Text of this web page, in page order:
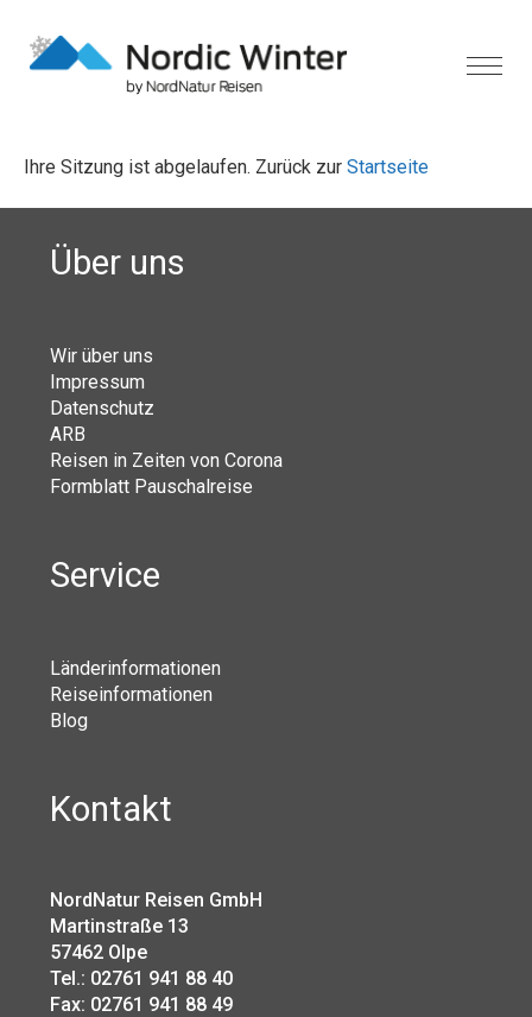
Ihre Sitzung ist abgelaufen. Zurück zur Startseite
Über uns
Wir über uns
Impressum
Datenschutz
ARB
Reisen in Zeiten von Corona
Formblatt Pauschalreise
Service
Länderinformationen
Reiseinformationen
Blog
Kontakt
NordNatur Reisen GmbH
Martinstraße 13
57462 Olpe
Tel.: 02761 941 88 40
Fax: 02761 941 88 49